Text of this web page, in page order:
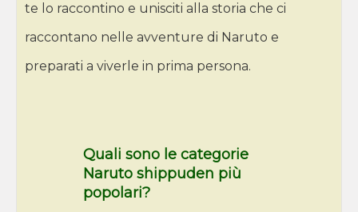
te lo raccontino e unisciti alla storia che ci
raccontano nelle avventure di Naruto e
preparati a viverle in prima persona.
Quali sono le categorie
Naruto shippuden più
popolari?